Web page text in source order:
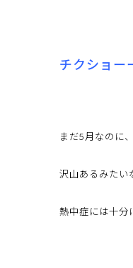
チクショー
まだ5月なのに
沢山あるみたい
熱中症には十分